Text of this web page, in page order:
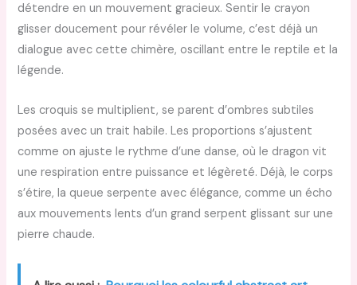
détendre en un mouvement gracieux. Sentir le crayon
glisser doucement pour révéler le volume, c’est déjà un
dialogue avec cette chimère, oscillant entre le reptile et la
légende.
Les croquis se multiplient, se parent d’ombres subtiles
posées avec un trait habile. Les proportions s’ajustent
comme on ajuste le rythme d’une danse, où le dragon vit
une respiration entre puissance et légèreté. Déjà, le corps
s’étire, la queue serpente avec élégance, comme un écho
aux mouvements lents d’un grand serpent glissant sur une
pierre chaude.